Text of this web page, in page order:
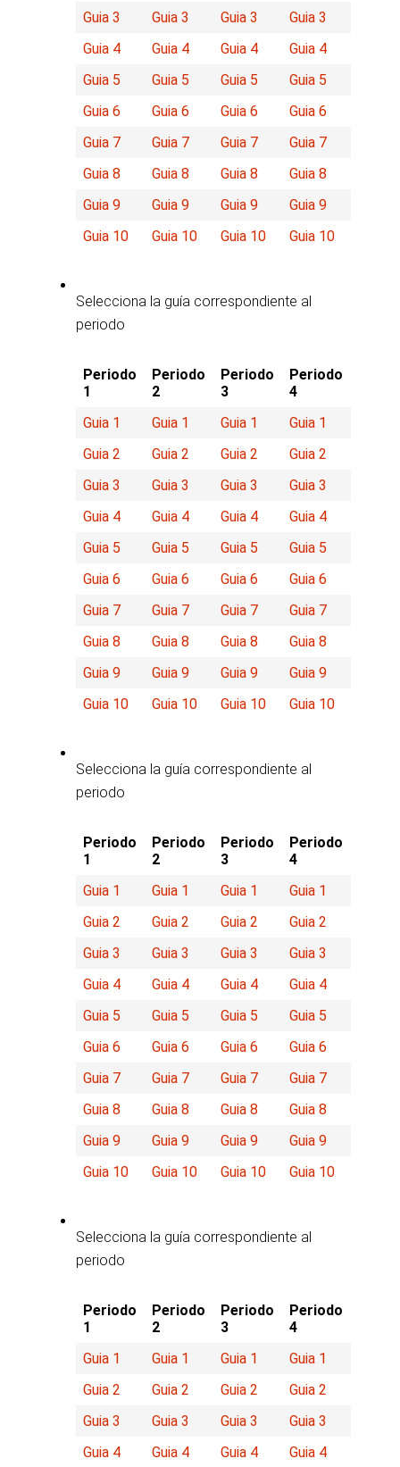
Guia 3
Guia 3 Guia 3
Guia 3
Guia 4
Guia 4 Guia 4
Guia 4
Guia 5
Guia 5 Guia 5
Guia 5
Guia 6
Guia 6 Guia 6
Guia 6
Guia 7
Guia 7 Guia 7
Guia 7
Guia 8
Guia 8 Guia 8
Guia 8
Guia 9
Guia 9 Guia 9
Guia 9
Guia 10
Guia 10 Guia 10 Guia 10
Selecciona la guía correspondiente al
periodo
Periodo
1
Periodo
2
Periodo
3
Periodo
4
Guia 1
Guia 1 Guia 1
Guia 1
Guia 2
Guia 2 Guia 2
Guia 2
Guia 3
Guia 3 Guia 3
Guia 3
Guia 4
Guia 4 Guia 4
Guia 4
Guia 5
Guia 5 Guia 5
Guia 5
Guia 6
Guia 6 Guia 6
Guia 6
Guia 7
Guia 7 Guia 7
Guia 7
Guia 8
Guia 8 Guia 8
Guia 8
Guia 9
Guia 9 Guia 9
Guia 9
Guia 10
Guia 10 Guia 10 Guia 10
Selecciona la guía correspondiente al
periodo
Periodo
1
Periodo
2
Periodo
3
Periodo
4
Guia 1
Guia 1 Guia 1
Guia 1
Guia 2
Guia 2 Guia 2
Guia 2
Guia 3
Guia 3 Guia 3
Guia 3
Guia 4
Guia 4 Guia 4
Guia 4
Guia 5
Guia 5 Guia 5
Guia 5
Guia 6
Guia 6 Guia 6
Guia 6
Guia 7
Guia 7 Guia 7
Guia 7
Guia 8
Guia 8 Guia 8
Guia 8
Guia 9
Guia 9 Guia 9
Guia 9
Guia 10
Guia 10 Guia 10 Guia 10
Selecciona la guía correspondiente al
periodo
Periodo
1
Periodo
2
Periodo
3
Periodo
4
Guia 1
Guia 1 Guia 1
Guia 1
Guia 2
Guia 2 Guia 2
Guia 2
Guia 3
Guia 3 Guia 3
Guia 3
Guia 4
Guia 4 Guia 4 Guia 4